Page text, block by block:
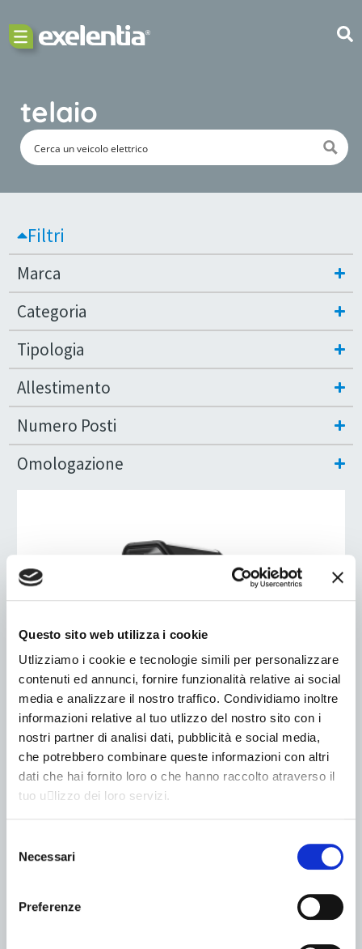
Questo sito web utilizza i cookie
Utlizziamo i cookie e tecnologie simili per personalizzare
contenuti ed annunci, fornire funzionalità relative ai social
media e analizzare il nostro traffico. Condividiamo inoltre
informazioni relative al tuo utlizzo del nostro sito con i
nostri partner di analisi dati, pubblicità e social media,
che potrebbero combinare queste informazioni con altri
dati che hai fornito loro o che hanno raccolto atraverso il
tuo u􀆟lizzo dei loro servizi.
delNecessari
Preferenze
telaio
Filtri
Marca
Categoria
Tipologia
Allestimento
Numero Posti
Omologazione
GOUPIL
Goupil G2 Autotelaio
Omologazione CE